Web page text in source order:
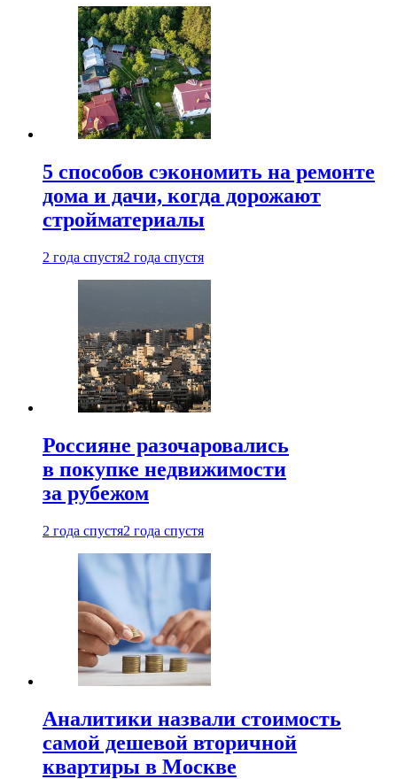
5 способов сэкономить на ремонте
дома и дачи, когда дорожают
стройматериалы
2 года спустя2 года спустя
Россияне разочаровались
в покупке недвижимости
за рубежом
2 года спустя2 года спустя
Аналитики назвали стоимость
самой дешевой вторичной
квартиры в Москве